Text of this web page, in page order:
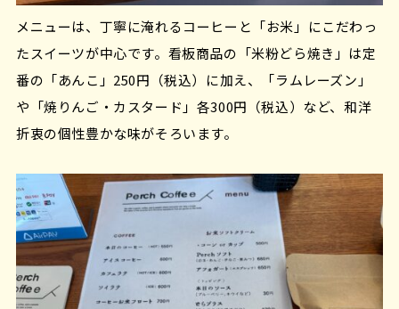
メニューは、丁寧に淹れるコーヒーと「お米」にこだわっ
たスイーツが中心です。看板商品の「米粉どら焼き」は定
番の「あんこ」250円（税込）に加え、「ラムレーズン」
や「焼りんご・カスタード」各300円（税込）など、和洋
折衷の個性豊かな味がそろいます。